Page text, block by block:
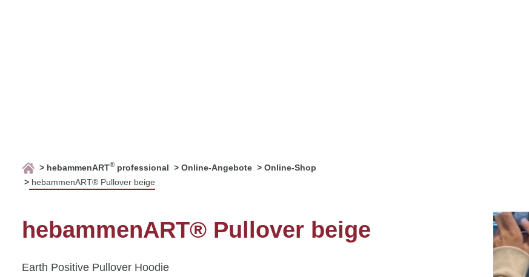
hebammenART® professional Online-Angebote
Online-Shop
hebammenART® Pullover beige
hebammenART® Pullover beige
Earth Positive Pullover Hoodie